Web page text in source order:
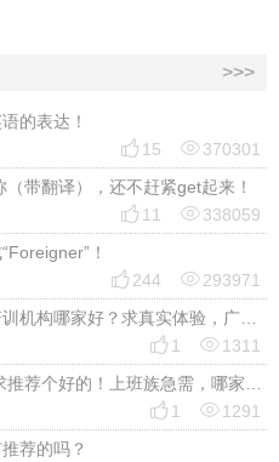
>>>
的表达！
 15 370301
带翻译），还不赶紧get起来！
 11 338059
！
 244 293971
想给职场充电，郑州的成人英语培训机构哪家好？求真实体验，广告勿扰，感谢！
 1 1311
2026年在线商务英语口语培训班求推荐个好的！上班族急需，哪家好？
 1 1291
荐的吗？